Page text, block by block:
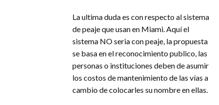
La ultima duda es con respecto al sistema
de peaje que usan en Miami. Aquí el
sistema NO seria con peaje, la propuesta
se basa en el reconocimiento publico, las
personas o instituciones deben de asumir
los costos de mantenimiento de las vías a
cambio de colocarles su nombre en ellas.